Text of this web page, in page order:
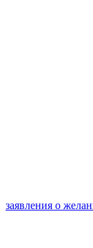
заявления о